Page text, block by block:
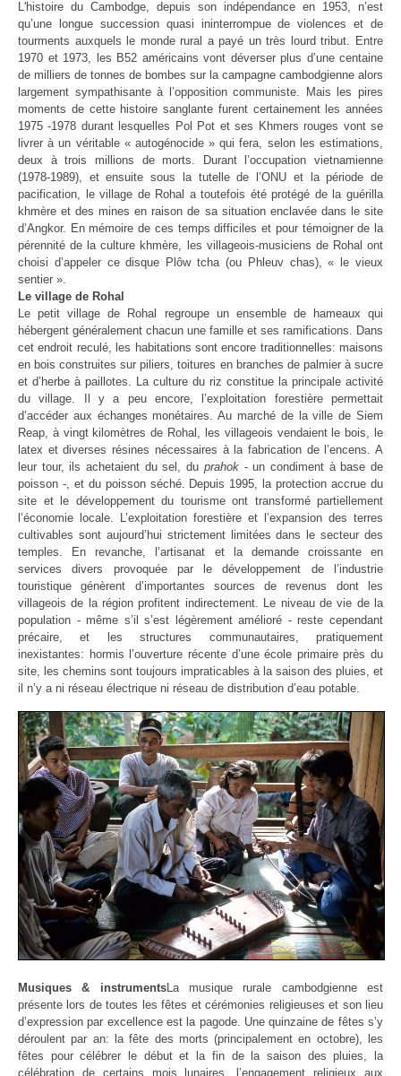
L'histoire du Cambodge, depuis son indépendance en 1953, n’est
qu’une longue succession quasi ininterrompue de violences et de
tourments auxquels le monde rural a payé un très lourd tribut. Entre
1970 et 1973, les B52 américains vont déverser plus d’une centaine
de milliers de tonnes de bombes sur la campagne cambodgienne alors
largement sympathisante à l’opposition communiste. Mais les pires
moments de cette histoire sanglante furent certainement les années
1975 -1978 durant lesquelles Pol Pot et ses Khmers rouges vont se
livrer à un véritable « autogénocide » qui fera, selon les estimations,
deux à trois millions de morts. Durant l’occupation vietnamienne
(1978-1989), et ensuite sous la tutelle de l’ONU et la période de
pacification, le village de Rohal a toutefois été protégé de la guérilla
khmère et des mines en raison de sa situation enclavée dans le site
d’Angkor. En mémoire de ces temps difficiles et pour témoigner de la
pérennité de la culture khmère, les villageois-musiciens de Rohal ont
choisi d’appeler ce disque Plôw tcha (ou Phleuv chas), « le vieux
sentier ».
Le village de Rohal
Le petit village de Rohal regroupe un ensemble de hameaux qui
hébergent généralement chacun une famille et ses ramifications. Dans
cet endroit reculé, les habitations sont encore traditionnelles: maisons
en bois construites sur piliers, toitures en branches de palmier à sucre
et d’herbe à paillotes. La culture du riz constitue la principale activité
du village. Il y a peu encore, l’exploitation forestière permettait
d’accéder aux échanges monétaires. Au marché de la ville de Siem
Reap, à vingt kilomètres de Rohal, les villageois vendaient le bois, le
latex et diverses résines nécessaires à la fabrication de l’encens. A
leur tour, ils achetaient du sel, du prahok- un condiment à base de
poisson -, et du poisson séché. Depuis 1995, la protection accrue du
site et le développement du tourisme ont transformé partiellement
l’économie locale. L’exploitation forestière et l’expansion des terres
cultivables sont aujourd’hui strictement limitées dans le secteur des
temples. En revanche, l’artisanat et la demande croissante en
services divers provoquée par le développement de l’industrie
touristique génèrent d’importantes sources de revenus dont les
villageois de la région profitent indirectement. Le niveau de vie de la
population - même s’il s’est légèrement amélioré - reste cependant
précaire, et les structures communautaires, pratiquement
inexistantes: hormis l’ouverture récente d’une école primaire près du
site, les chemins sont toujours impraticables à la saison des pluies, et
il n’y a ni réseau électrique ni réseau de distribution d’eau potable.
Musiques & instrumentsLa musique rurale cambodgienne est
présente lors de toutes les fêtes et cérémonies religieuses et son lieu
d’expression par excellence est la pagode. Une quinzaine de fêtes s’y
déroulent par an: la fête des morts (principalement en octobre), les
fêtes pour célébrer le début et la fin de la saison des pluies, la
célébration de certains mois lunaires, l’engagement religieux aux